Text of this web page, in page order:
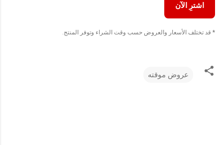
اشترِ الآن
* قد تختلف الأسعار والعروض حسب وقت الشراء وتوفر المنتج.
عروض موقته